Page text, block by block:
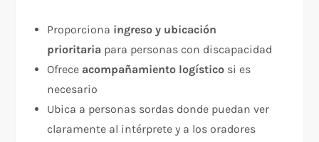
Proporciona ingreso y ubicación
prioritaria para personas con discapacidad
Ofrece acompañamiento logístico si es
necesario
Ubica a personas sordas donde puedan ver
claramente al intérprete y a los oradores